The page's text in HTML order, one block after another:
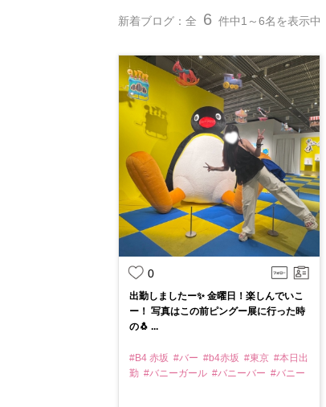
新着ブログ：全 6 件中1～6名を表示中
0
出勤しましたー✨ 金曜日！楽しんでいこ
ー！ 写真はこの前ピングー展に行った時
の🐧 ...
#B4 赤坂 #バー #b4赤坂 #東京 #本日出
勤 #バニーガール #バニーバー #バニー